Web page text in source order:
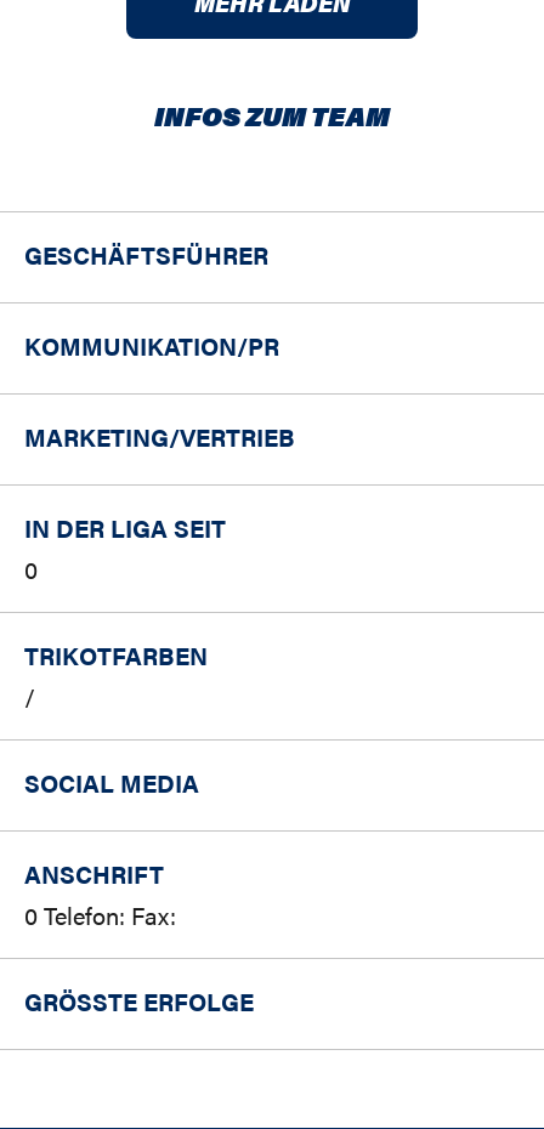
INFOS ZUM TEAM
GESCHÄFTSFÜHRER
KOMMUNIKATION/PR
MARKETING/VERTRIEB
IN DER LIGA SEIT
0
TRIKOTFARBEN
/
SOCIAL MEDIA
ANSCHRIFT
0 Telefon: Fax:
GRÖSSTE ERFOLGE